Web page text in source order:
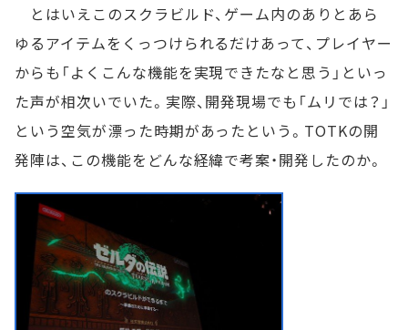
とはいえこのスクラビルド、ゲーム内のありとあら
ゆるアイテムをくっつけられるだけあって、プレイヤー
からも「よくこんな機能を実現できたなと思う」といっ
た声が相次いでいた。実際、開発現場でも「ムリでは？」
という空気が漂った時期があったという。TOTKの開
発陣は、この機能をどんな経緯で考案・開発したのか。